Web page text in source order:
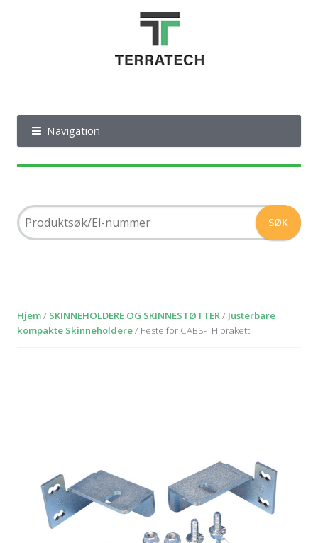
Navigation
Hjem/ SKINNEHOLDERE OG SKINNESTØTTER/ Justerbare
kompakte Skinneholdere/ Feste for CABS-TH brakett